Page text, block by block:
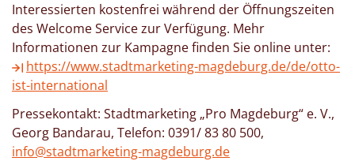
Interessierten kostenfrei während der Öffnungszeiten
des Welcome Service zur Verfügung. Mehr
Informationen zur Kampagne finden Sie online unter:
https://www.stadtmarketing-magdeburg.de/de/otto-
ist-international
Pressekontakt: Stadtmarketing „Pro Magdeburg“ e. V.,
Georg Bandarau, Telefon: 0391/ 83 80 500,
info@stadtmarketing-magdeburg.de